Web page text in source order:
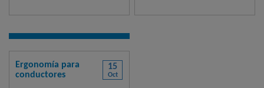
Ergonomía para
conductores
15
Oct